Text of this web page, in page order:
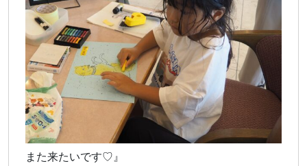
また来たいです♡』